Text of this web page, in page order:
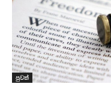
පුවත්